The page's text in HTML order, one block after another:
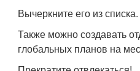
Вычеркните его из списка.
Также можно создавать
глобальных планов на